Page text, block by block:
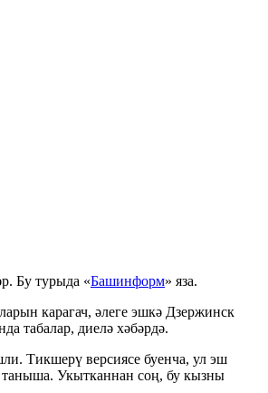
Бу турыда «Башинформ» яза.
карагач, әлеге эшкә Дзержинск
табалар, диелә хәбәрдә.
Тикшерү версиясе буенча, ул эш
таныша. Укытканнан соң, бу кызны